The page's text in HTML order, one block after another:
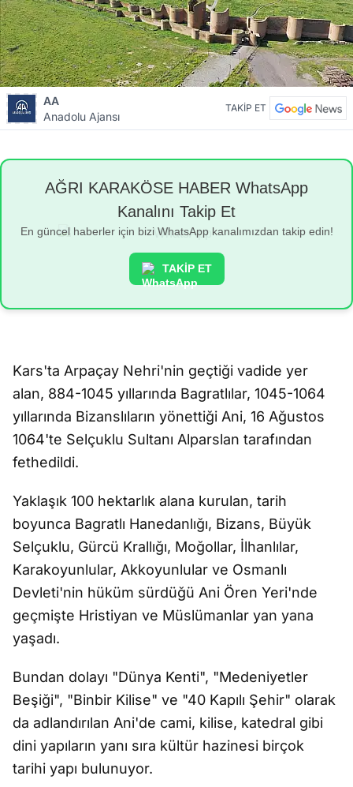
AA
Anadolu Ajansı
TAKİP ET
AĞRI KARAKÖSE HABER WhatsApp
Kanalını Takip Et
En güncel haberler için bizi WhatsApp kanalımızdan takip edin!
TAKİP ET
Kars'ta Arpaçay Nehri'nin geçtiği vadide yer
alan, 884-1045 yıllarında Bagratlılar, 1045-1064
yıllarında Bizanslıların yönettiği Ani, 16 Ağustos
1064'te Selçuklu Sultanı Alparslan tarafından
fethedildi.
Yaklaşık 100 hektarlık alana kurulan, tarih
boyunca Bagratlı Hanedanlığı, Bizans, Büyük
Selçuklu, Gürcü Krallığı, Moğollar, İlhanlılar,
Karakoyunlular, Akkoyunlular ve Osmanlı
Devleti'nin hüküm sürdüğü Ani Ören Yeri'nde
geçmişte Hristiyan ve Müslümanlar yan yana
yaşadı.
Bundan dolayı "Dünya Kenti", "Medeniyetler
Beşiği", "Binbir Kilise" ve "40 Kapılı Şehir" olarak
da adlandırılan Ani'de cami, kilise, katedral gibi
dini yapıların yanı sıra kültür hazinesi birçok
tarihi yapı bulunuyor.